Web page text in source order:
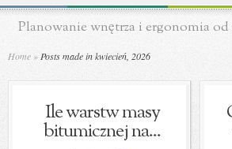
Planowanie wnętrza i ergonomia od
Home » Posts made in kwiecień, 2026
Ile warstw masy
bitumicznej na...